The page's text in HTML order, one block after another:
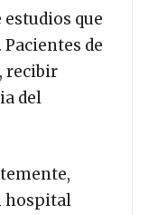
que
de
recibir
del
hospital